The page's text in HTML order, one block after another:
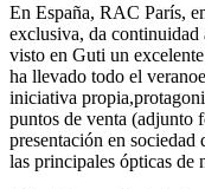
En España, RAC París,
exclusiva, da continuidad
visto en Guti un
ha llevado todo el
iniciativa
puntos de venta (adjunto
presentación en sociedad
las principales ópticas de